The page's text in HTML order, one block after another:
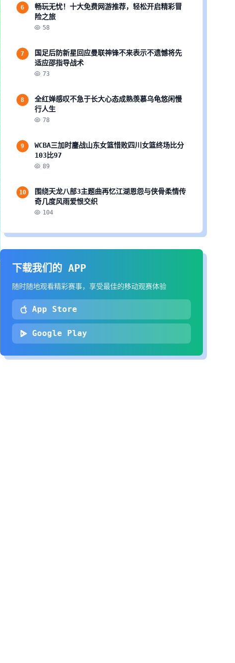
6
畅玩无忧！十大免费网游推荐，轻松开启精彩冒
险之旅
58
7
国足后防新星回应曼联神锋不来表示不遗憾将先
适应邵指导战术
73
8
全红婵感叹不急于长大心态成熟羡慕乌龟悠闲慢
行人生
78
9
WCBA三加时鏖战山东女篮惜败四川女篮终场比分
103比97
89
10
围绕天龙八部3主题曲再忆江湖恩怨与侠骨柔情传
奇几度风雨爱恨交织
104
下载我们的 APP
随时随地观看精彩赛事，享受最佳的移动观赛体验
App Store
Google Play